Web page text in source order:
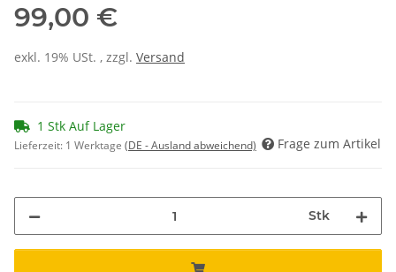
99,00 €
exkl. 19% USt. , zzgl. Versand
1 Stk Auf Lager
Lieferzeit: 1 Werktage (DE - Ausland abweichend) Frage zum Artikel
Stk